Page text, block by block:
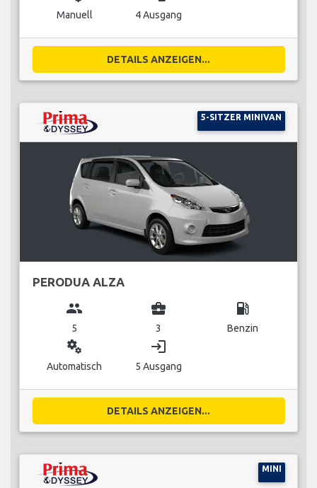
Manuell 4 Ausgang
DETAILS ANZEIGEN...
5-SITZER MINIVAN
PERODUA ALZA
group
5
business_center
3
local_gas_station
Benzin
miscellaneous_services
Automatisch
login
5 Ausgang
DETAILS ANZEIGEN...
MINI